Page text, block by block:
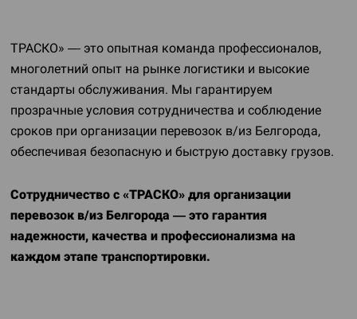
ТРАСКО» — это опытная команда профессионалов,
многолетний опыт на рынке логистики и высокие
стандарты обслуживания. Мы гарантируем
прозрачные условия сотрудничества и соблюдение
сроков при организации перевозок в/из Белгорода,
обеспечивая безопасную и быструю доставку грузов.
Сотрудничество с «ТРАСКО» для организации
перевозок в/из Белгорода — это гарантия
надежности, качества и профессионализма на
каждом этапе транспортировки.